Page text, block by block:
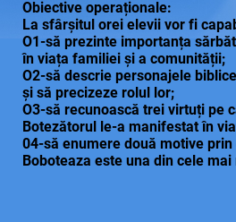
Obiective operaționale:
La sfârșitul orei elevii vor fi
O1-să prezinte importanța
în viața familiei și a comunității;
O2-să descrie personajele
și să precizeze rolul lor;
O3-să recunoască trei virtuți pe
Botezătorul le-a manifestat în
04-să enumere două motive
Boboteaza este una din cele